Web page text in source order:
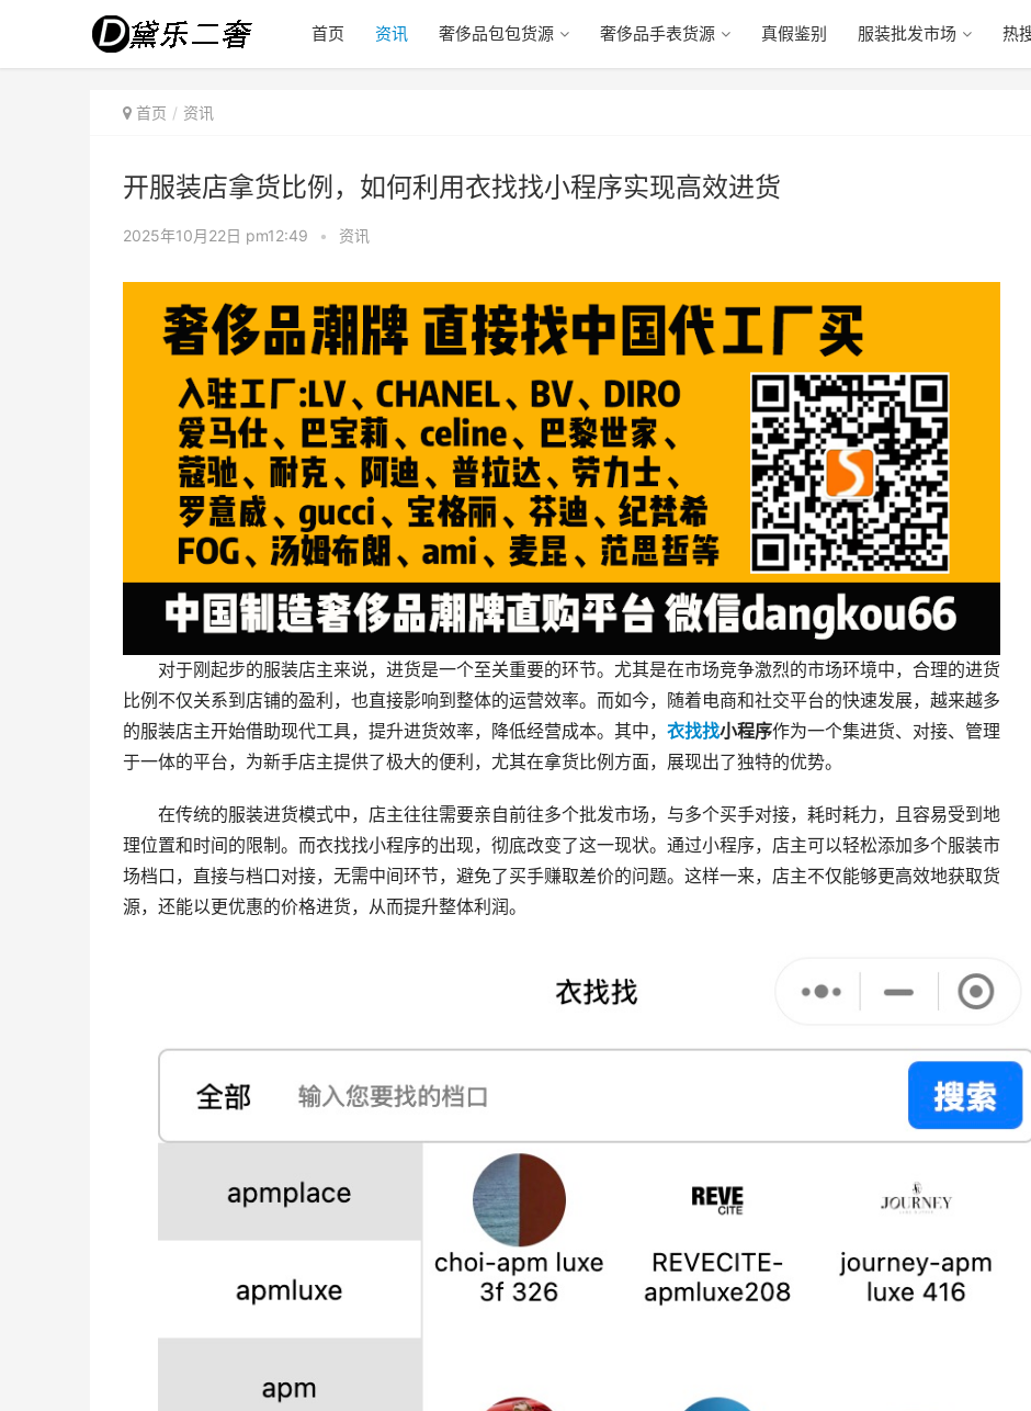
首页 资讯 奢侈品包包货源 奢侈品手表货源 真假鉴别 服装批发市场 热
首页 资讯
开服装店拿货比例，如何利用衣找找小程序实现高效进货
2025年10月22日 pm12:49 • 资讯
对于刚起步的服装店主来说，进货是一个至关重要的环节。尤其是在市场竞争激烈的市场环境中，合理的进货
比例不仅关系到店铺的盈利，也直接影响到整体的运营效率。而如今，随着电商和社交平台的快速发展，越来越多
的服装店主开始借助现代工具，提升进货效率，降低经营成本。其中， 衣找找小程序作为一个集进货、对接、管理
于一体的平台，为新手店主提供了极大的便利，尤其在拿货比例方面，展现出了独特的优势。
在传统的服装进货模式中，店主往往需要亲自前往多个批发市场，与多个买手对接，耗时耗力，且容易受到地
理位置和时间的限制。而衣找找小程序的出现，彻底改变了这一现状。通过小程序，店主可以轻松添加多个服装市
场档口，直接与档口对接，无需中间环节，避免了买手赚取差价的问题。这样一来，店主不仅能够更高效地获取货
源，还能以更优惠的价格进货，从而提升整体利润。